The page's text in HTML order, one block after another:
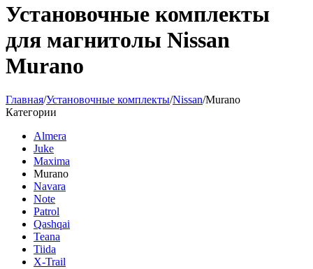
Установочные комплекты
для магнитолы Nissan
Murano
Главная/Установочные комплекты/Nissan/Murano
Категории
Almera
Juke
Maxima
Murano
Navara
Note
Patrol
Qashqai
Teana
Tiida
X-Trail